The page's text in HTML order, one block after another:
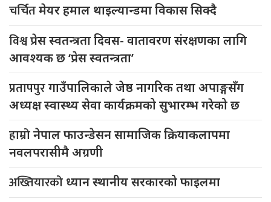
चर्चितमेयर हमाल थाइल्यान्डमा विकास सिक्दै
विश्वप्रेस स्वतन्त्रता दिवस- वातावरण संरक्षणका लागि
आवश्यक छ ‘प्रेस स्वतन्त्रता’
प्रतापपुरगाउँपालिकाले जेष्ठ नागरिक तथा अपाङ्गसँग
अध्यक्ष स्वास्थ्य सेवा कार्यक्रमको सुभारम्भ गरेको छ
हाम्रोनेपाल फाउन्डेसन सामाजिक क्रियाकलापमा
नवलपरासीमै अग्रणी
अख्तियारको ध्यान स्थानीय सरकारको फाइलमा